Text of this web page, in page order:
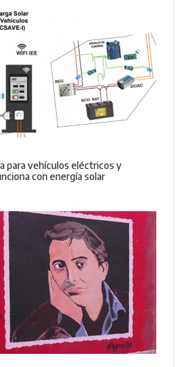
para vehículos eléctricos y
con energía solar